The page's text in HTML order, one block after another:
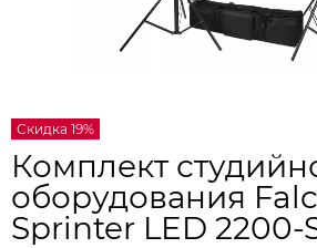
Скидка 19%
Комплект
оборудования
Sprinter LED 2200-